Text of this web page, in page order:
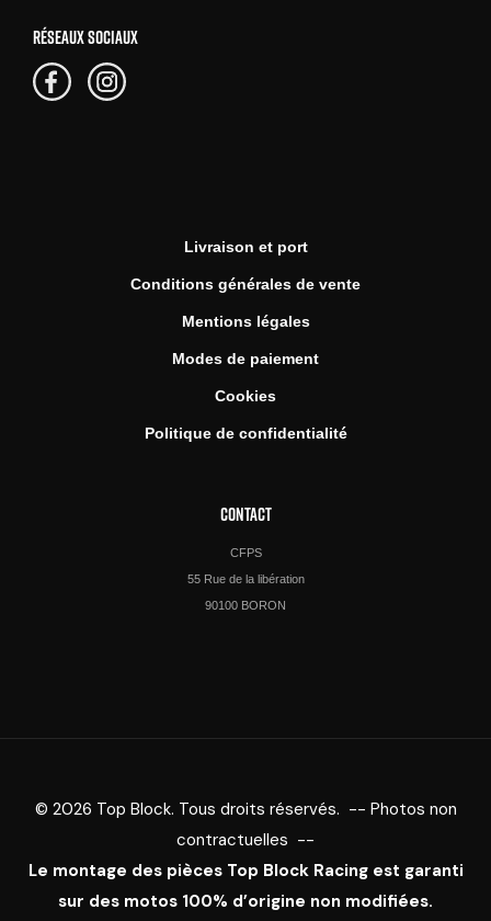
RÉSEAUX SOCIAUX
Livraison et port
Conditions générales de vente
Mentions légales
Modes de paiement
Cookies
Politique de confidentialité
CONTACT
CFPS
55 Rue de la libération
90100 BORON
© 2026 Top Block. Tous droits réservés. -- Photos non
contractuelles --
Le montage des pièces Top Block Racing est garanti
sur des motos 100% d’origine non modifiées.